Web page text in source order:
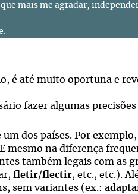
mais me agradar,
é até muito oportuna e
fazer algumas
dos países. Por
mesmo na diferença
também legais com as
fletir/flectir, etc., etc.).
sem variantes (ex.: